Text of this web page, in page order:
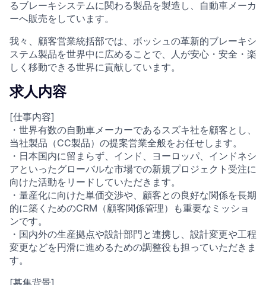
るブレーキシステムに関わる製品を製造し、自動車メーカ
ーへ販売をしています。
我々、顧客営業統括部では、ボッシュの革新的ブレーキシ
ステム製品を世界中に広めることで、人が安心・安全・楽
しく移動できる世界に貢献しています。
求人内容
[仕事内容]
・世界有数の自動車メーカーであるスズキ社を顧客とし、
当社製品（CC製品）の提案営業全般をお任せします。
・日本国内に留まらず、インド、ヨーロッパ、インドネシ
アといったグローバルな市場での新規プロジェクト受注に
向けた活動をリードしていただきます。
・量産化に向けた単価交渉や、顧客との良好な関係を長期
的に築くためのCRM（顧客関係管理）も重要なミッショ
ンです。
・国内外の生産拠点や設計部門と連携し、設計変更や工程
変更などを円滑に進めるための調整役も担っていただきま
す。
[募集背景]